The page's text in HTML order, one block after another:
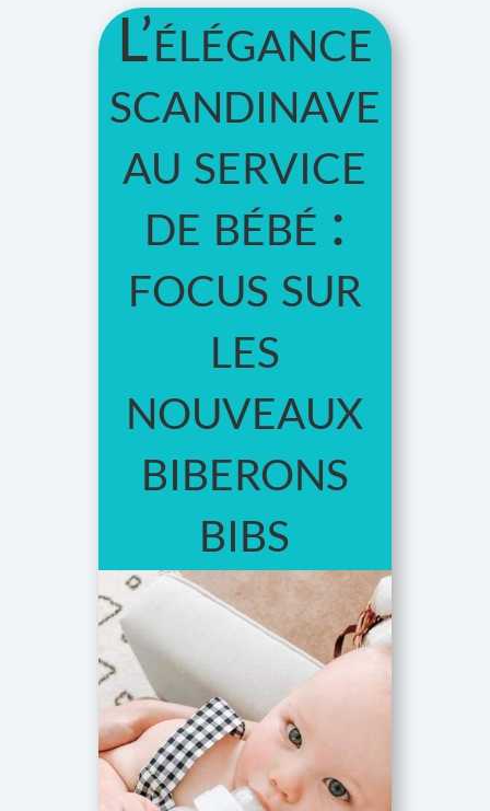
L’élégance
scandinave
au service
de bébé :
focus sur
les
nouveaux
biberons
bibs